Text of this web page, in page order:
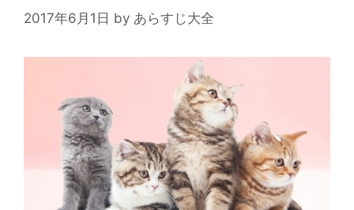
2017年6月1日 by あらすじ大全